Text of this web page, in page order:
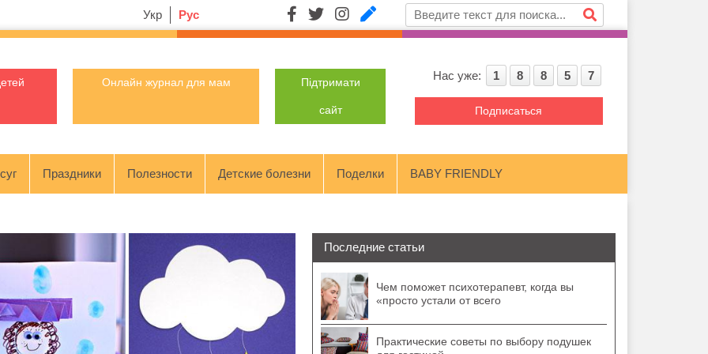
Укр Рус
Онлайн журнал для мам Підтримати
сайт
Нас уже: 1 8 8 5 7
Подписаться
Праздники Полезности Детские болезни Поделки BABY FRIENDLY
Последние статьи
Чем поможет психотерапевт, когда вы
«просто устали от всего
Практические советы по выбору подушек